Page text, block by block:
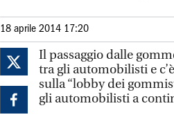
18 aprile 2014 17:20
Il passaggio dalle
tra gli automobilisti e
sulla “lobby dei
gli automobilisti a